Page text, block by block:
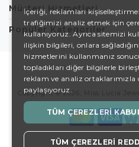
Müşteri Hizmetleri
Popüler Kategoriler
Copyright © 2026, Miss Lucia
Koşullar
İçeriği, reklamları
trafiğimizi analiz etmek için
kullanıyoruz. Ayrıca sitemizi
ilişkin bilgileri, onlara
hizmetlerini kullanmanız
topladıkları diğer bilgilerle
reklam ve analiz ortaklarımızla
paylaşıyoruz.
TÜM ÇEREZLERI
TÜM ÇEREZLERI